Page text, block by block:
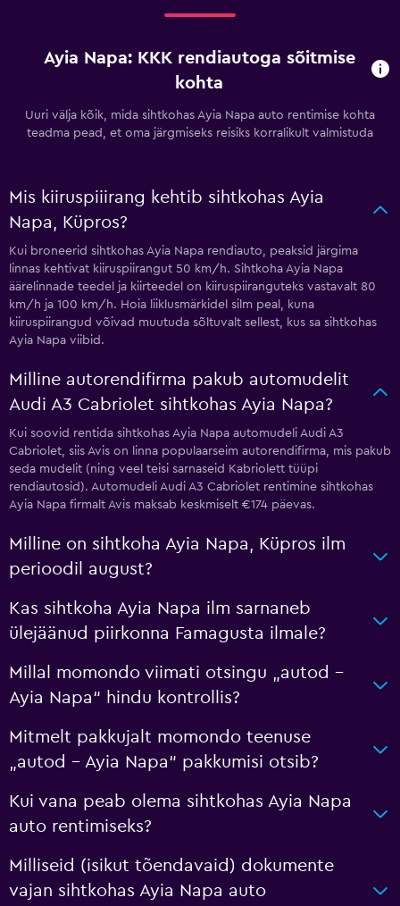
Ayia Napa: KKK rendiautoga sõitmise
kohta
Uuri välja kõik, mida sihtkohas Ayia Napa auto rentimise kohta
teadma pead, et oma järgmiseks reisiks korralikult valmistuda
Mis kiiruspiiirang kehtib sihtkohas Ayia
Napa, Küpros?
Kui broneerid sihtkohas Ayia Napa rendiauto, peaksid järgima
linnas kehtivat kiiruspiirangut 50 km/h. Sihtkoha Ayia Napa
äärelinnade teedel ja kiirteedel on kiiruspiiranguteks vastavalt 80
km/h ja 100 km/h. Hoia liiklusmärkidel silm peal, kuna
kiiruspiirangud võivad muutuda sõltuvalt sellest, kus sa sihtkohas
Ayia Napa viibid.
Milline autorendifirma pakub automudelit
Audi A3 Cabriolet sihtkohas Ayia Napa?
Kui soovid rentida sihtkohas Ayia Napa automudeli Audi A3
Cabriolet, siis Avis on linna populaarseim autorendifirma, mis pakub
seda mudelit (ning veel teisi sarnaseid Kabriolett tüüpi
rendiautosid). Automudeli Audi A3 Cabriolet rentimine sihtkohas
Ayia Napa firmalt Avis maksab keskmiselt €174 päevas.
Milline on sihtkoha Ayia Napa, Küpros ilm
perioodil august?
Kas sihtkoha Ayia Napa ilm sarnaneb
ülejäänud piirkonna Famagusta ilmale?
Millal momondo viimati otsingu „autod –
Ayia Napa“ hindu kontrollis?
Mitmelt pakkujalt momondo teenuse
„autod – Ayia Napa“ pakkumisi otsib?
Kui vana peab olema sihtkohas Ayia Napa
auto rentimiseks?
Milliseid (isikut tõendavaid) dokumente
vajan sihtkohas Ayia Napa auto